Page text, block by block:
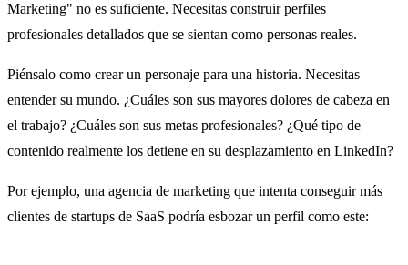
Marketing" no es suficiente. Necesitas construir perfiles
profesionales detallados que se sientan como personas reales.
Piénsalo como crear un personaje para una historia. Necesitas
entender su mundo. ¿Cuáles son sus mayores dolores de cabeza en
el trabajo? ¿Cuáles son sus metas profesionales? ¿Qué tipo de
contenido realmente los detiene en su desplazamiento en LinkedIn?
Por ejemplo, una agencia de marketing que intenta conseguir más
clientes de startups de SaaS podría esbozar un perfil como este: